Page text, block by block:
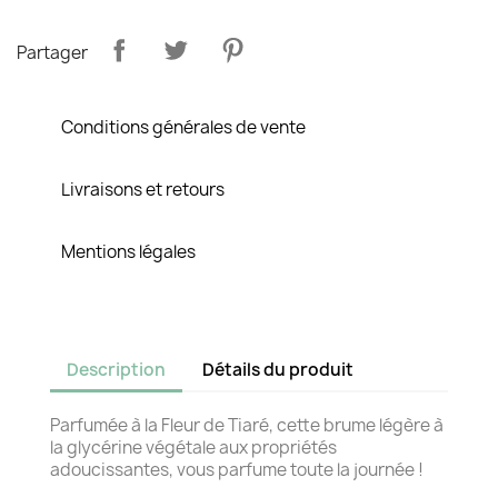
Partager
Conditions générales de vente
Livraisons et retours
Mentions légales
Description Détails du produit
Parfumée à la Fleur de Tiaré, cette brume légère à
la glycérine végétale aux propriétés
adoucissantes, vous parfume toute la journée !